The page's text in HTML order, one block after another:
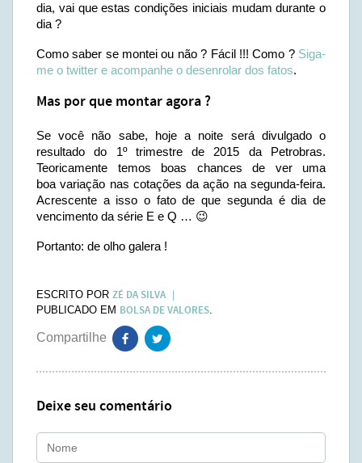
dia, vai que estas condições iniciais mudam durante o
dia ?
Como saber se montei ou não ? Fácil !!! Como ? Siga-
me o twitter e acompanhe o desenrolar dos fatos.
Mas por que montar agora ?
Se você não sabe, hoje a noite será divulgado o
resultado do 1º trimestre de 2015 da Petrobras.
Teoricamente temos boas chances de ver uma
boa variação nas cotações da ação na segunda-feira.
Acrescente a isso o fato de que segunda é dia de
vencimento da série E e Q … 😉
Portanto: de olho galera !
ESCRITO POR ZÉ DA SILVA
PUBLICADO EM BOLSA DE VALORES.
Deixe seu comentário